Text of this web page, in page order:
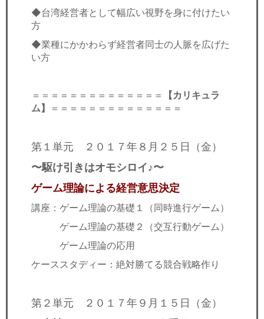
◆台湾経営者として幅広い視野を身に付けたい
方
◆業種にかかわらず経営者同士の人脈を広げた
い方
＝＝＝＝＝＝＝＝＝＝＝＝＝＝
【カリキュラ
ム】
＝＝＝＝＝＝＝＝＝＝＝＝＝＝
第１単元 ２０１７年８月２５日（金）
〜駆け引きはオモシロイ♪〜
ゲーム理論による経営意思決定
講座：ゲーム理論の基礎１（同時進行ゲーム）
ゲーム理論の基礎２（交互行動ゲーム）
ゲーム理論の応用
ケーススタディー：絶対勝てる競合戦略作り
第２単元 ２０１７年９月１５日（金）